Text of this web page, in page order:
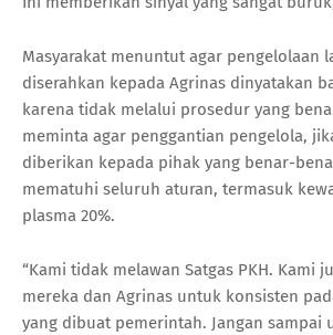
Masyarakat menuntut agar pengelolaan
diserahkan kepada Agrinas dinyatakan
karena tidak melalui prosedur yang
meminta agar penggantian pengelola,
diberikan kepada pihak yang benar-
mematuhi seluruh aturan, termasuk
plasma 20%.
“Kami tidak melawan Satgas PKH. Kami
mereka dan Agrinas untuk konsisten
yang dibuat pemerintah. Jangan sampai